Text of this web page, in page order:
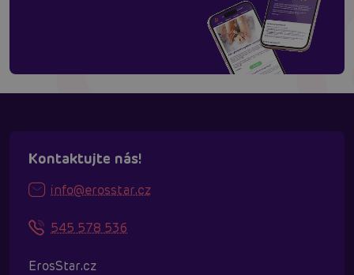
Kontaktujte nás!
info@erosstar.cz
545 578 536
ErosStar.cz